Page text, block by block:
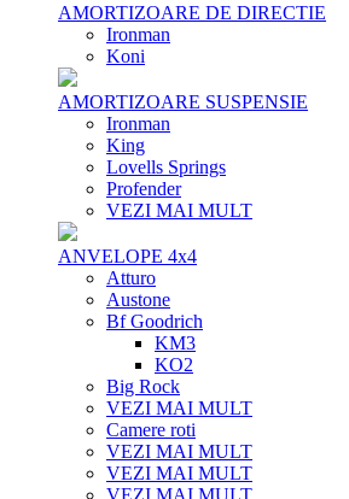
AMORTIZOARE DE DIRECTIE
Ironman
Koni
AMORTIZOARE SUSPENSIE
Ironman
King
Lovells Springs
Profender
VEZI MAI MULT
ANVELOPE 4x4
Atturo
Austone
Bf Goodrich
KM3
KO2
Big Rock
VEZI MAI MULT
Camere roti
VEZI MAI MULT
VEZI MAI MULT
VEZI MAI MULT